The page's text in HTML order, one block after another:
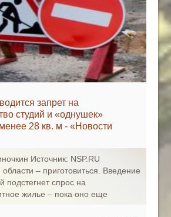
запрет на
студий и «однушек»
28 кв. м - «Новости
Источник: NSP.RU
области – приготовиться. Введение
подстегнет спрос на
жилье – пока оно еще